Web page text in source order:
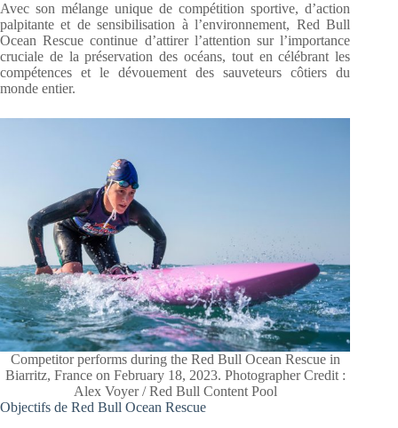
Avec son mélange unique de compétition sportive, d’action
palpitante et de sensibilisation à l’environnement, Red Bull
Ocean Rescue continue d’attirer l’attention sur l’importance
cruciale de la préservation des océans, tout en célébrant les
compétences et le dévouement des sauveteurs côtiers du
monde entier.
Competitor performs during the Red Bull Ocean Rescue in
Biarritz, France on February 18, 2023. Photographer Credit :
Alex Voyer / Red Bull Content Pool
Objectifs de Red Bull Ocean Rescue